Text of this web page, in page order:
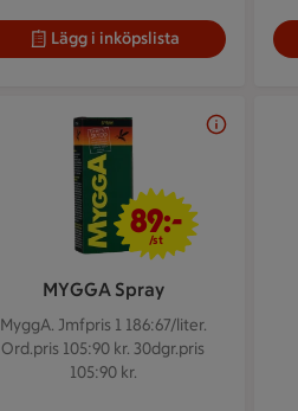
Lägg i inköpslista
MYGGA Spray
MyggA. Jmfpris 1 186:67/liter.
Ord.pris 105:90 kr. 30dgr.pris
105:90 kr.
89 kr/st
89:-
/st